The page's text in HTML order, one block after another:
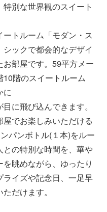
別な世界観のスイート
トルーム「モダン・ス
ックで都会的なデザイ
部屋です。59平方メー
10階のスイートルーム
に
に飛び込んできます。
でお楽しみいただける
パンボトル(１本)をルー
の特別な時間を、華や
眺めながら、ゆったり
イズや記念日、一足早
だけます。